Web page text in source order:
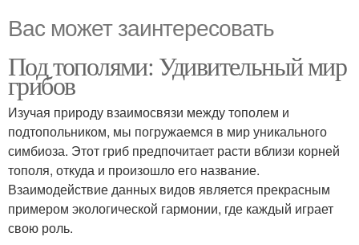
Вас может заинтересовать
Под тополями: Удивительный мир
грибов
Изучая природу взаимосвязи между тополем и
подтопольником, мы погружаемся в мир уникального
симбиоза. Этот гриб предпочитает расти вблизи корней
тополя, откуда и произошло его название.
Взаимодействие данных видов является прекрасным
примером экологической гармонии, где каждый играет
свою роль.